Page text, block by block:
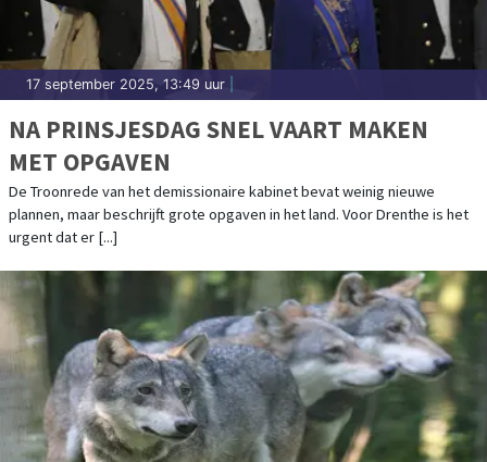
17 september 2025, 13:49 uur
NA PRINSJESDAG SNEL VAART MAKEN
MET OPGAVEN
De Troonrede van het demissionaire kabinet bevat weinig nieuwe
plannen, maar beschrijft grote opgaven in het land. Voor Drenthe is het
urgent dat er [...]